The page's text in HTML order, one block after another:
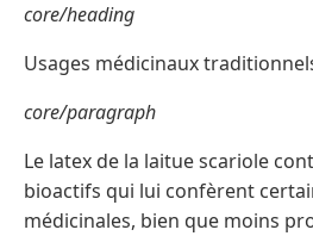
core/heading
Usages médicinaux
core/paragraph
Le latex de la laitue scariole
bioactifs qui lui confèrent
médicinales, bien que moins